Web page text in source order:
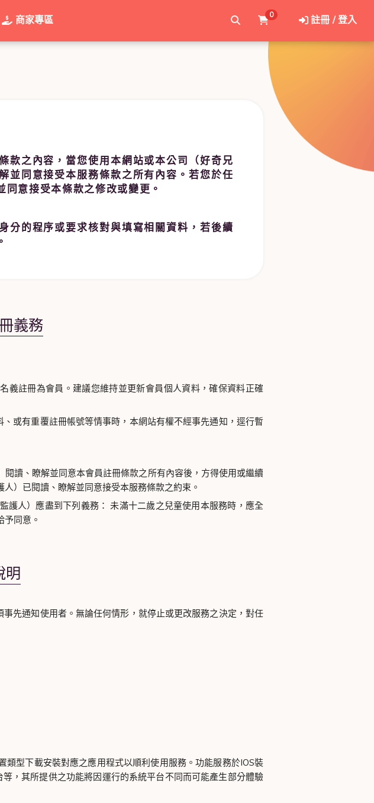
商家專區 0 註冊 / 登入
款之內容，當您使用本網站或本公司（好奇兄
並同意接受本服務條款之所有內容。若您於任
意接受本條款之修改或變更。
分的程序或要求核對與填寫相關資料，若後續
義務
義註冊為會員。建議您維持並更新會員個人資料，確保資料正確
或有重覆註冊帳號等情事時，本網站有權不經事先通知，逕行暫
讀、瞭解並同意本會員註冊條款之所有內容後，方得使用或繼續
）已閱讀、瞭解並同意接受本服務條款之約束。
護人）應盡到下列義務： 未滿十二歲之兒童使用本服務時，應全
同意。
明
先通知使用者。無論任何情形，就停止或更改服務之決定，對任
型下載安裝對應之應用程式以順利使用服務。功能服務於IOS裝
，其所提供之功能將因運行的系統平台不同而可能產生部分體驗